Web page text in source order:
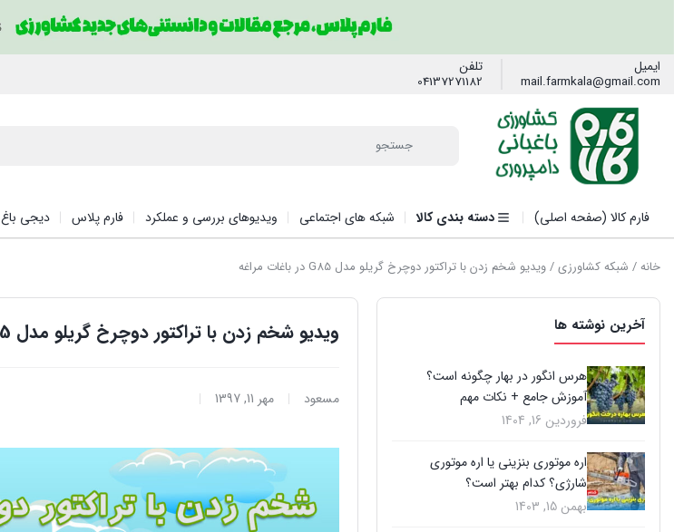
ایمیل
mail.farmkala@gmail.com
تلفن
04137271182
فارم کالا (صفحه اصلی) دسته بندی کالا شبکه های اجتماعی ویدیوهای بررسی و عملکرد فارم پلاس دیجی باغ
خانه/ شبکه کشاورزی/ ویدیو شخم زدن با تراکتور دوچرخ گریلو مدل G85 در باغات مراغه
آخرین نوشته ها
هرس انگور در بهار چگونه است؟
آموزش جامع + نکات مهم
فروردین 16, 1404
اره موتوری بنزینی یا اره موتوری
شارژی؟ کدام بهتر است؟
بهمن 15, 1403
ویدیو شخم زدن با تراکتور دوچرخ گریلو مدل G85 در باغات مراغه
مسعود مهر 11, 1397